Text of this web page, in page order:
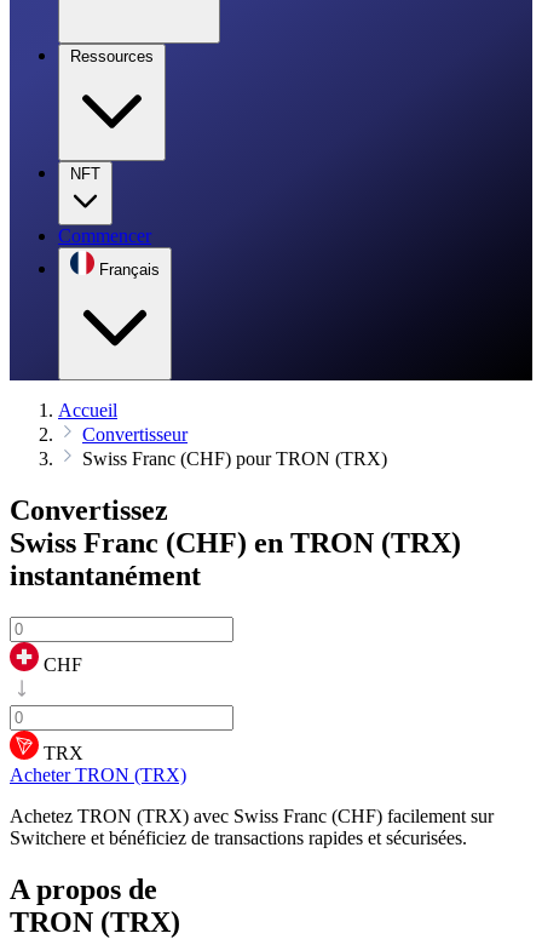
Ressources
NFT
Commencer
Français
Accueil
Convertisseur
Swiss Franc (CHF) pour TRON (TRX)
Convertissez
Swiss Franc (CHF) en TRON (TRX)
instantanément
CHF
TRX
Acheter TRON (TRX)
Achetez TRON (TRX) avec Swiss Franc (CHF) facilement sur
Switchere et bénéficiez de transactions rapides et sécurisées.
A propos de
TRON (TRX)